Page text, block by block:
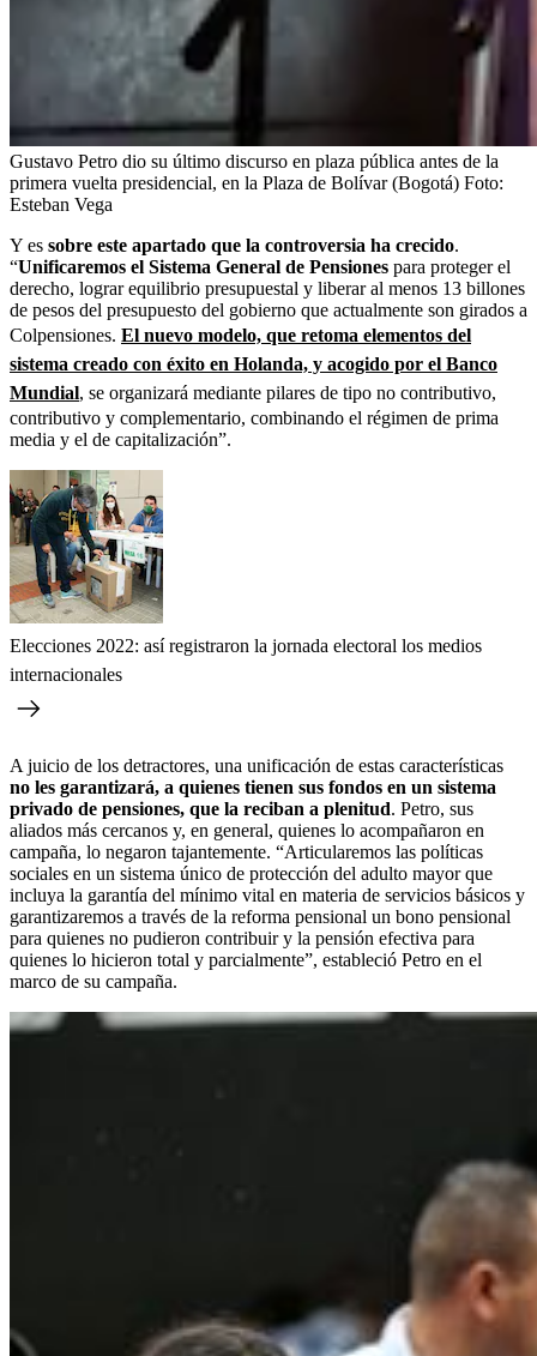
Gustavo Petro dio su último discurso en plaza pública antes de la
primera vuelta presidencial, en la Plaza de Bolívar (Bogotá) Foto:
Esteban Vega
Y es sobre este apartado que la controversia ha crecido.
“Unificaremos el Sistema General de Pensiones para proteger el
derecho, lograr equilibrio presupuestal y liberar al menos 13 billones
de pesos del presupuesto del gobierno que actualmente son girados a
Colpensiones. El nuevo modelo, que retoma elementos del
sistema creado con éxito en Holanda, y acogido por el Banco
Mundial, se organizará mediante pilares de tipo no contributivo,
contributivo y complementario, combinando el régimen de prima
media y el de capitalización”.
Elecciones 2022: así registraron la jornada electoral los medios
internacionales
A juicio de los detractores, una unificación de estas características
no les garantizará, a quienes tienen sus fondos en un sistema
privado de pensiones, que la reciban a plenitud. Petro, sus
aliados más cercanos y, en general, quienes lo acompañaron en
campaña, lo negaron tajantemente. “Articularemos las políticas
sociales en un sistema único de protección del adulto mayor que
incluya la garantía del mínimo vital en materia de servicios básicos y
garantizaremos a través de la reforma pensional un bono pensional
para quienes no pudieron contribuir y la pensión efectiva para
quienes lo hicieron total y parcialmente”, estableció Petro en el
marco de su campaña.